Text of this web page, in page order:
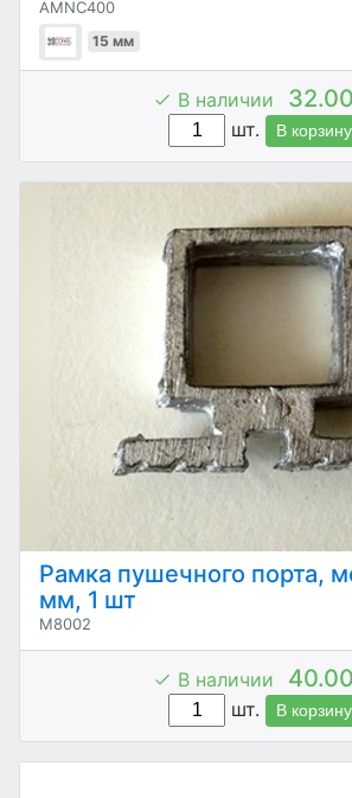
AMNC400
15 мм
В наличии 32.00
шт.
В корзину
Рамка пушечного порта,
мм, 1 шт
M8002
В наличии 40.00
шт.
В корзину